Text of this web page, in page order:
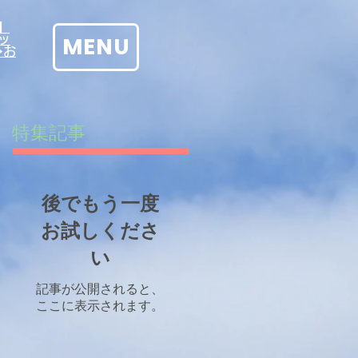
お
MENU
特集記事
後でもう一度
お試しくださ
い
記事が公開されると、
ここに表示されます。